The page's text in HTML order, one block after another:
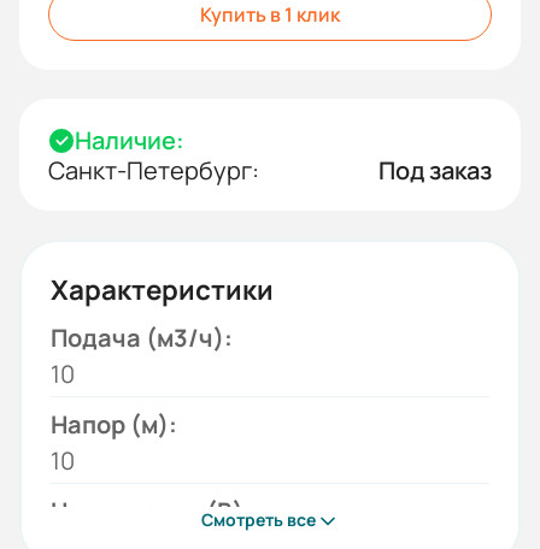
Купить в 1 клик
Наличие:
Санкт-Петербург:
Под заказ
Характеристики
Подача (м3/ч):
10
Напор (м):
10
Напряжение (В):Смотреть все